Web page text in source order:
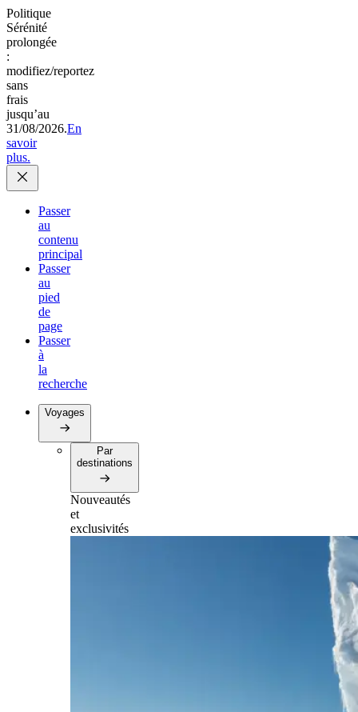
Politique
Sérénité
prolongée
:
modifiez/reportez
sans
frais
jusqu’au
31/08/2026.En
savoir
plus.
Passer
au
contenu
principal
Passer
au
pied
de
page
Passer
à
la
recherche
Voyages
Par
destinations
Nouveautés
et
exclusivités